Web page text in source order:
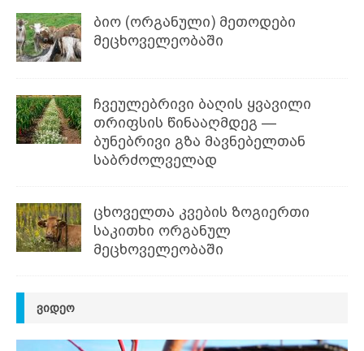
ბიო (ორგანული) მეთოდები
მეცხოველეობაში
ჩვეულებრივი ბაღის ყვავილი
თრიფსის წინააღმდეგ —
ბუნებრივი გზა მავნებელთან
საბრძოლველად
ცხოველთა კვების ზოგიერთი
საკითხი ორგანულ
მეცხოველეობაში
ᲕᲘᲓᲔᲝ